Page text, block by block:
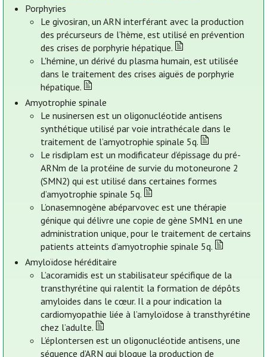
Porphyries
Le givosiran, un ARN interférant avec la production
des précurseurs de l’hème, est utilisé en prévention
des crises de porphyrie hépatique.
L'hémine, un dérivé du plasma humain, est utilisée
dans le traitement des crises aiguës de porphyrie
hépatique.
Amyotrophie spinale
Le nusinersen est un oligonucléotide antisens
synthétique utilisé par voie intrathécale dans le
traitement de l’amyotrophie spinale 5q.
Le risdiplam est un modificateur d’épissage du pré-
ARNm de la protéine de survie du motoneurone 2
(SMN2) qui est utilisé dans certaines formes
d’amyotrophie spinale 5q.
L’onasemnogène abéparvovec est une thérapie
génique qui délivre une copie de gène SMN1 en une
administration unique, pour le traitement de certains
patients atteints d’amyotrophie spinale 5q.
Amyloïdose héréditaire
L’acoramidis est un stabilisateur spécifique de la
transthyrétine qui ralentit la formation de dépôts
amyloides dans le cœur. Il a pour indication la
cardiomyopathie liée à l’amyloïdose à transthyrétine
chez l’adulte.
L’éplontersen est un oligonucléotide antisens, une
séquence d’ARN qui bloque la production de